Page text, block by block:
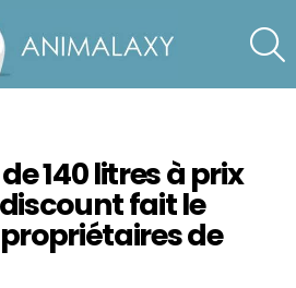
140 litres à prix
fait le
de